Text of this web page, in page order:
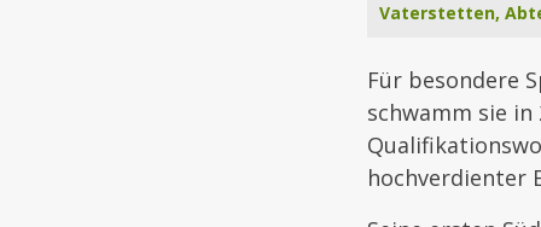
Vaterstetten,
Für besondere
schwamm sie
hochverdienter